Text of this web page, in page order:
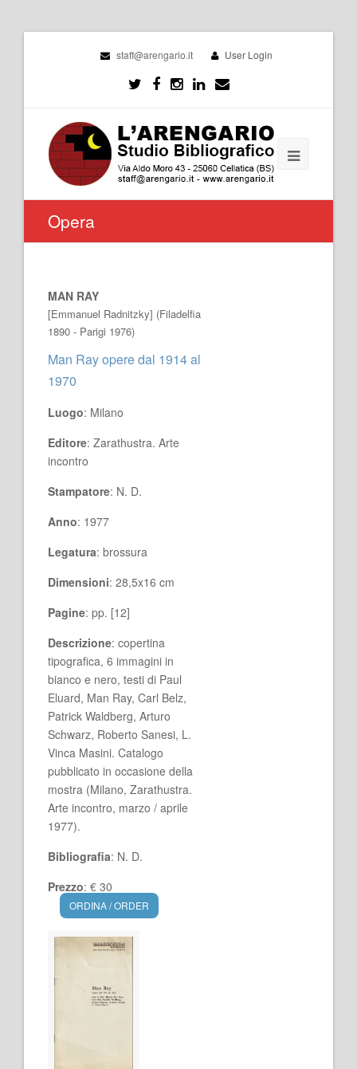
staff@arengario.it User Login
Opera
MAN RAY
[Emmanuel Radnitzky] (Filadelfia
1890 - Parigi 1976)
Man Ray opere dal 1914 al
1970
Luogo: Milano
Editore: Zarathustra. Arte
incontro
Stampatore: N. D.
Anno: 1977
Legatura: brossura
Dimensioni: 28,5x16 cm
Pagine: pp. [12]
Descrizione: copertina
tipografica, 6 immagini in
bianco e nero, testi di Paul
Eluard, Man Ray, Carl Belz,
Patrick Waldberg, Arturo
Schwarz, Roberto Sanesi, L.
Vinca Masini. Catalogo
pubblicato in occasione della
mostra (Milano, Zarathustra.
Arte incontro, marzo / aprile
1977).
Bibliografia: N. D.
Prezzo: € 30
ORDINA / ORDER